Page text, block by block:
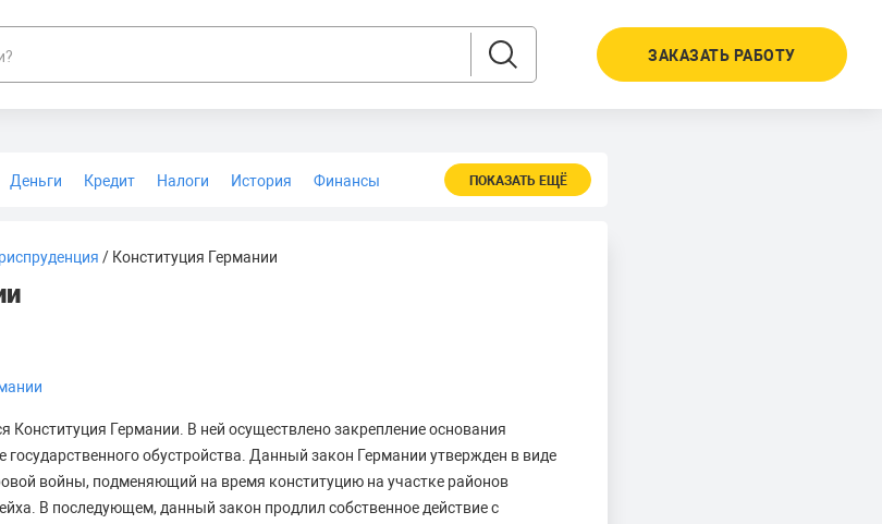
ЗАКАЗАТЬ РАБОТУ
Деньги Кредит Налоги История
Финансы
ПОКАЗАТЬ ЕЩЁ
/ Конституция Германии
Германии. В ней осуществлено закрепление основания
государственного обустройства. Данный закон Германии утвержден в виде
войны, подменяющий на время конституцию на участке районов
В последующем, данный закон продлил собственное действие с